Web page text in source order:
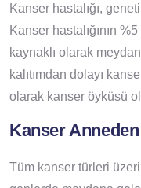
Kanser hastalığı,
Kanser hastalığının
kaynaklı olarak
kalıtımdan dolayı
olarak kanser öyküsü
Kanser
Tüm kanser türleri